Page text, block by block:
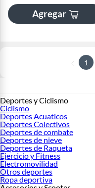
Agregar
1
Deportes y Ciclismo
Ciclismo
Deportes Acuaticos
Deportes Colectivos
Deportes de combate
Deportes de nieve
Deportes de Raqueta
Ejercicio y Fitness
Electromovilidad
Otros deportes
Ropa deportiva